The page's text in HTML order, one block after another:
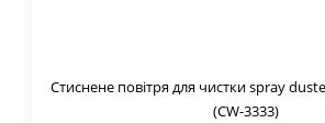
Стиснене повітря для чистки spray
(CW-3333)